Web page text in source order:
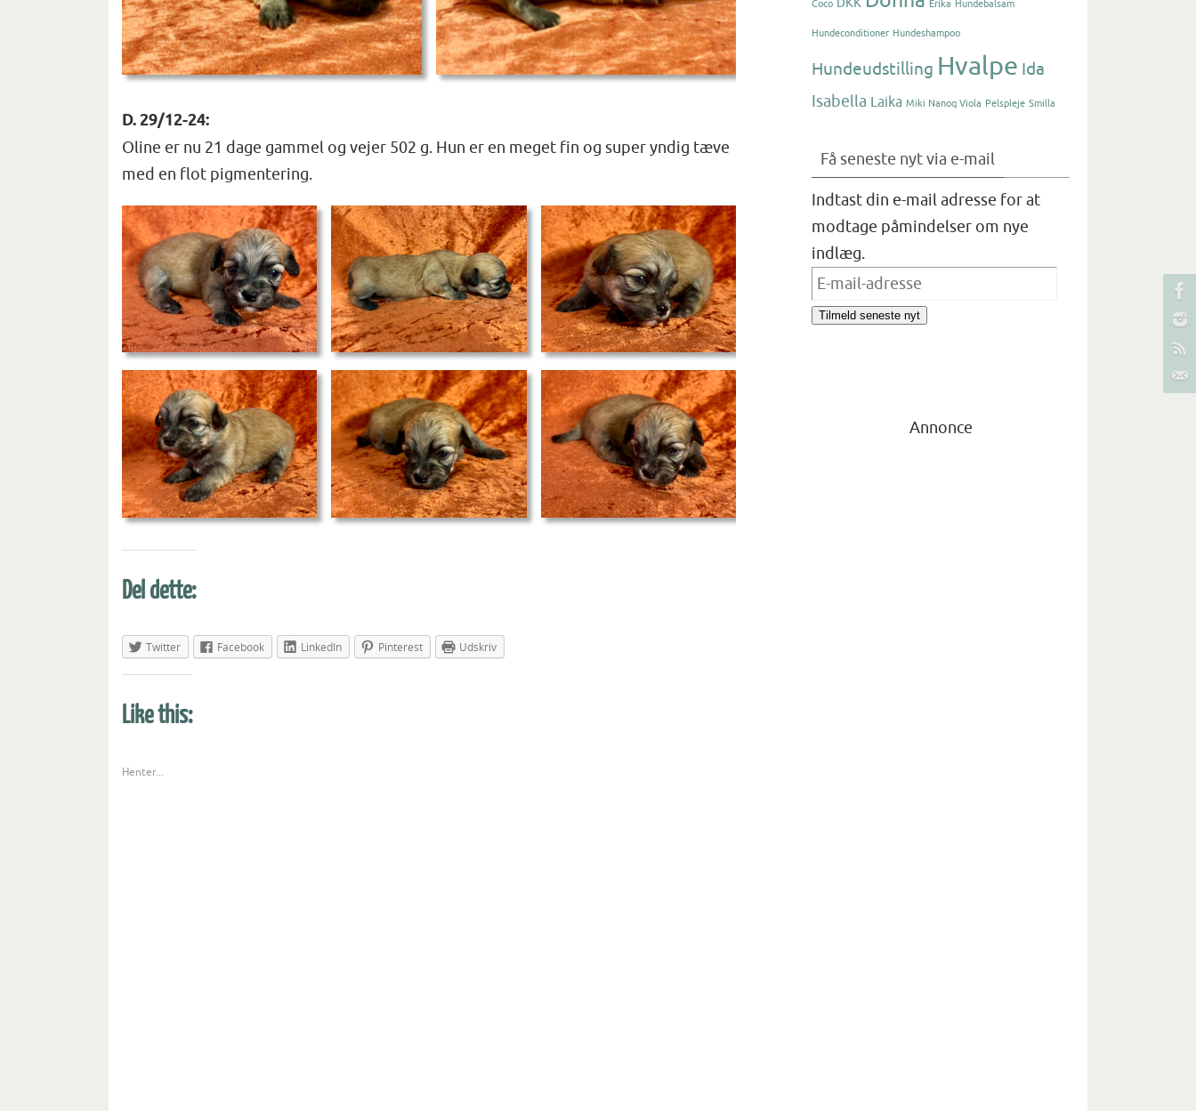
D. 29/12-24:
Oline er nu 21 dage gammel og vejer 502 g. Hun er en meget fin og super yndig tæve
med en flot pigmentering.
Del dette:
Twitter Facebook LinkedIn Pinterest Udskriv
Like this:
Henter...
Coco DKK Erika Hundebalsam
Hundeconditioner Hundeshampoo
Hundeudstilling Hvalpe Ida
Isabella Laika Miki Nanoq Viola Pelspleje Smilla
Få seneste nyt via e-mail
Indtast din e-mail adresse for at
modtage påmindelser om nye
indlæg.
E-
mail-
Tilmeld seneste nyt
Annonce